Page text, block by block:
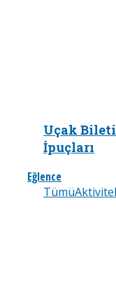
Uçak Bileti
İpuçları
Eğlence
Tümü